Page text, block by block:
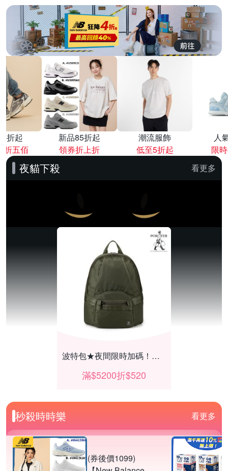
折起
折五佰
新品85折起
領券折上折
潮流服飾
低至5折起
人
限
夜貓下殺 看更多
波特包★夜間限時加碼！滿$5200折$520
滿$5200折$520
秒殺時時樂 看更多
(券後價1099)